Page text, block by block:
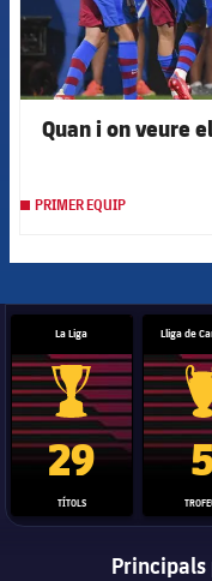
Quan i on veure
PRIMER EQUIP
La Liga
Trofeu de la Liga
29
TÍTOLS
Lliga de